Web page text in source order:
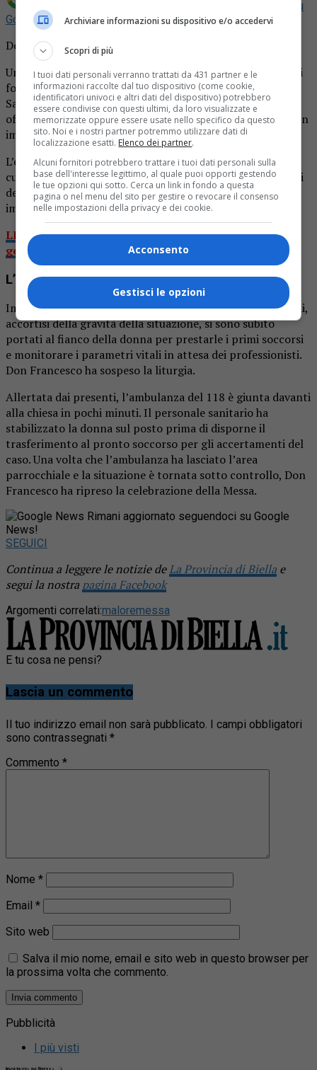
Fonte preferita su
Google
Donna colta da malore durante la messa
Una mattinata di preghiera si è trasformata in momenti di
forte preoccupazione per i fedeli della parrocchia di
Saluggia, nel Vercellese. Durante la messa domenicale
officiata da don Francesco, una donna è stata colpita da un
improvviso malore e si è accasciata sul banco.
L’episodio,raccontato da Notizia Oggi , è avvenuto nel
cuore della celebrazione. La donna, che sedeva tra i banchi
della chiesa parrocchiale di San Grato, ha perso
improvvisamente i sensi.
LEGGI ANCHE: Tenta di scassinare la lavanderia a
gettoni di via Delleani
L’intervento dell’ambulanza
Immediata è stata la reazione della comunità: alcuni fedeli,
accortisi della gravità della situazione, si sono subito
portati al fianco della donna per prestarle i primi soccorsi
e monitorare i parametri vitali in attesa dei professionisti.
Don Francesco ha sospeso la liturgia.
Allertata dai presenti, l’ambulanza del 118 è giunta davanti
alla chiesa in pochi minuti. Il personale sanitario ha
stabilizzato la donna sul posto prima di disporne il
trasferimento al pronto soccorso per gli accertamenti del
caso. Una volta che l’ambulanza ha lasciato l’area
parrocchiale e la situazione è tornata sotto controllo, Don
Francesco ha ripreso la celebrazione della Messa.
Rimani aggiornato seguendoci su Google
News!
SEGUICI
Continua a leggere le notizie deLa Provincia di Biella e
segui la nostra pagina Facebook
Argomenti correlati:maloremessa
E tu cosa ne pensi?
Lascia un commento
Il tuo indirizzo email non sarà pubblicato.
I campi obbligatori
sono contrassegnati *
Commento *
Nome *
Email *
Sito web
Salva il mio nome, email e sito web in questo browser per
la prossima volta che commento.
Pubblicità
I più visti
Archiviare informazioni su dispositivo e/o accedervi
Scopri di più
I tuoi dati personali verranno trattati da 431 partner e le
informazioni raccolte dal tuo dispositivo (come cookie,
identificatori univoci e altri dati del dispositivo) potrebbero
essere condivise con questi ultimi, da loro visualizzate e
memorizzate oppure essere usate nello specifico da questo
sito. Noi e i nostri partner potremmo utilizzare dati di
localizzazione esatti. Elenco dei partner.
Alcuni fornitori potrebbero trattare i tuoi dati personali sulla
base dell'interesse legittimo, al quale puoi opporti gestendo
le tue opzioni qui sotto. Cerca un link in fondo a questa
pagina o nel menu del sito per gestire o revocare il consenso
nelle impostazioni della privacy e dei cookie.
Acconsento
Gestisci le opzioni